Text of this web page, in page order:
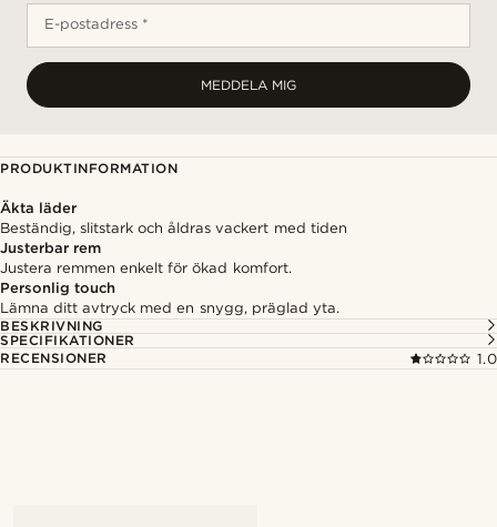
E-postadress *
MEDDELA MIG
PRODUKTINFORMATION
Äkta läder
Beständig, slitstark och åldras vackert med tiden
Justerbar rem
Justera remmen enkelt för ökad komfort.
Personlig touch
Lämna ditt avtryck med en snygg, präglad yta.
BESKRIVNING
SPECIFIKATIONER
RECENSIONER
1.0